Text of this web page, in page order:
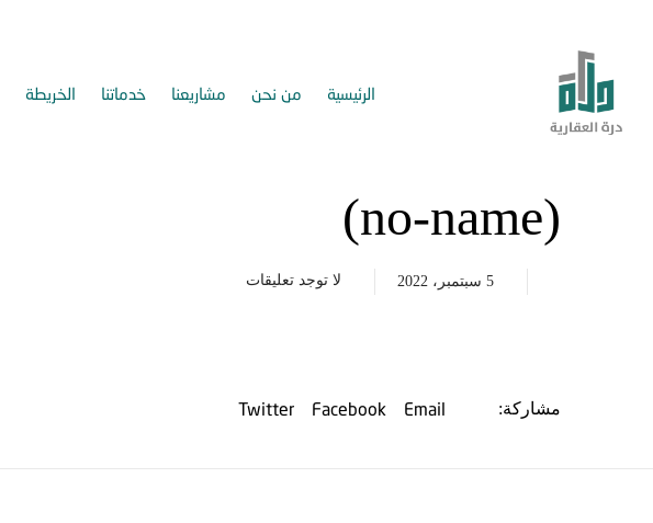
الرئيسية من نحن مشاريعنا خدماتنا الخريطة
(no-name)
5 سبتمبر، 2022 لا توجد تعليقات
مشاركة: Email
Facebook
Twitter